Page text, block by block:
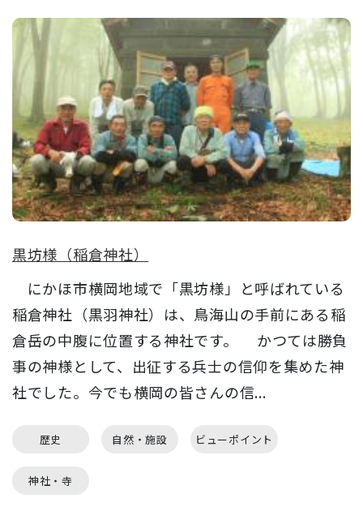
黒坊様（稲倉神社）
にかほ市横岡地域で「黒坊様」と呼ばれている
稲倉神社（黒羽神社）は、鳥海山の手前にある稲
倉岳の中腹に位置する神社です。 かつては勝負
事の神様として、出征する兵士の信仰を集めた神
社でした。今でも横岡の皆さんの信...
歴史 自然・施設 ビューポイント
神社・寺